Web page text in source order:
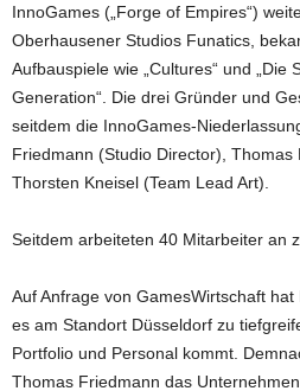
InnoGames („Forge of Empires“)
Oberhausener Studios Funatics,
Aufbauspiele wie „Cultures“ und „Die
Generation“. Die drei Gründer und
seitdem die InnoGames-
Friedmann (Studio Director),
Thorsten Kneisel (Team Lead Art).
Seitdem arbeiteten 40 Mitarbeiter an
Auf Anfrage von GamesWirtschaft
es am Standort Düsseldorf zu
Portfolio und Personal kommt.
Thomas Friedmann das